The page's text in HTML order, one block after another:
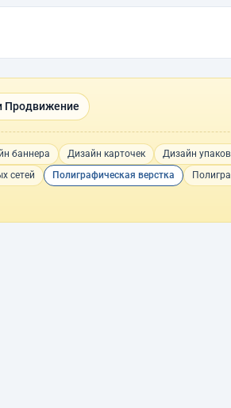
Продвижение
баннера Дизайн карточек Дизайн
сетей Полиграфическая верстка